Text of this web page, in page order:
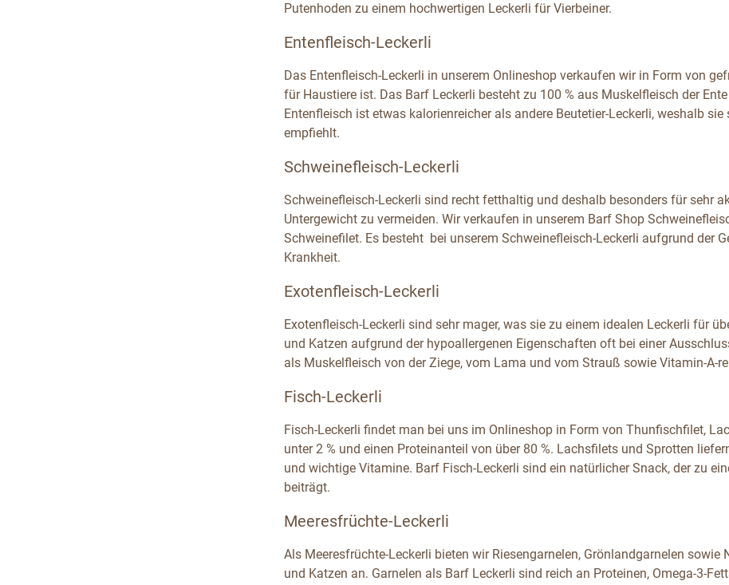
Putenhoden zu einem hochwertigen Leckerli für Vierbeiner.
Entenfleisch-Leckerli
Das Entenfleisch-Leckerli in unserem Onlineshop verkaufen wir in Form von
für Haustiere ist. Das Barf Leckerli besteht zu 100 % aus Muskelfleisch der
Entenfleisch ist etwas kalorienreicher als andere Beutetier-Leckerli, weshalb
empfiehlt.
Schweinefleisch-Leckerli
Schweinefleisch-Leckerli sind recht fetthaltig und deshalb besonders für sehr
Untergewicht zu vermeiden. Wir verkaufen in unserem Barf Shop
Schweinefilet. Es besteht bei unserem Schweinefleisch-Leckerli aufgrund der
Krankheit.
Exotenfleisch-Leckerli
Exotenfleisch-Leckerli sind sehr mager, was sie zu einem idealen Leckerli für
und Katzen aufgrund der hypoallergenen Eigenschaften oft bei einer
als Muskelfleisch von der Ziege, vom Lama und vom Strauß sowie Vitamin-A-
Fisch-Leckerli
Fisch-Leckerli findet man bei uns im Onlineshop in Form von Thunfischfilet,
unter 2 % und einen Proteinanteil von über 80 %. Lachsfilets und Sprotten
und wichtige Vitamine. Barf Fisch-Leckerli sind ein natürlicher Snack, der zu
beiträgt.
Meeresfrüchte-Leckerli
Als Meeresfrüchte-Leckerli bieten wir Riesengarnelen, Grönlandgarnelen
und Katzen an. Garnelen als Barf Leckerli sind reich an Proteinen, Omega-3-